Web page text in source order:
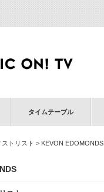
タイムテーブル
ストリスト > KEVON EDOMONDS